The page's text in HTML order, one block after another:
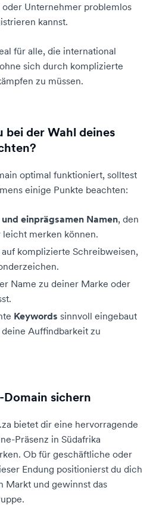
Unternehmer problemlos
kannst.
für alle, die international
sich durch komplizierte
zu müssen.
der Wahl deines
optimal funktioniert, solltest
einige Punkte beachten:
einprägsamen Namen, den
merken können.
komplizierte Schreibweisen,
Name zu deiner Marke oder
Keywords sinnvoll eingebaut
Auffindbarkeit zu
sichern
bietet dir eine hervorragende
Präsenz in Südafrika
Ob für geschäftliche oder
Endung positionierst du dich
Markt und gewinnst das